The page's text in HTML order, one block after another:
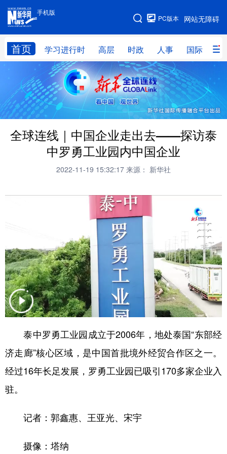
手机版
网站无障碍
PC版本
首页 学习进行时 高层 时政 人事 国际 财
手机版
网站地图
学习进行时 高层 时政 人事
国际 财经 网评 港澳
台湾 思客智库 全球连线 教育
科技 科创 量子 体育
中央文件 金融
数字经济
学术中国 乡村振兴 银龄 溯源中国
城市 旅游 能源 会展
彩票 娱乐 时尚 悦读
公益 一带一路 亚太网 上市公司
文化产业
地方频道
辽宁 吉林 上海
全球连线｜中国企业走出去——探访泰
中罗勇工业园内中国企业
2022-11-19 15:32:17 来源： 新华社
泰中罗勇工业园成立于2006年，地处泰国“东部经
济走廊”核心区域，是中国首批境外经贸合作区之一。
经过16年长足发展，罗勇工业园已吸引170多家企业入
驻。
记者：郭鑫惠、王亚光、宋宇
摄像：塔纳